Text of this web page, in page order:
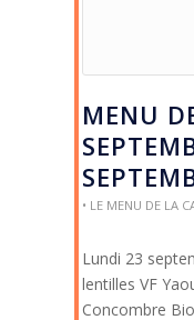
MENU
• LE MENU DE LA
Lundi 23
lentilles VF
Concombre